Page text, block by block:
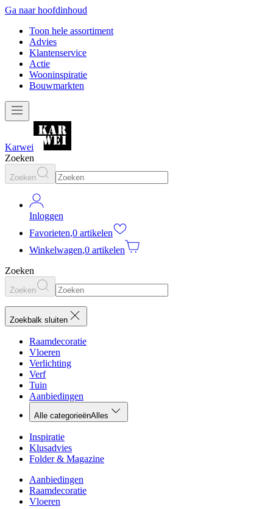
Ga naar hoofdinhoud
Toon hele assortiment
Advies
Klantenservice
Actie
Wooninspiratie
Bouwmarkten
Karwei
Zoeken
Zoeken
Inloggen
Favorieten,0 artikelen
Winkelwagen,0 artikelen
Zoeken
Zoeken
Zoekbalk sluiten
Raamdecoratie
Vloeren
Verlichting
Verf
Tuin
Aanbiedingen
Alle categorieënAlles
Inspiratie
Klusadvies
Folder & Magazine
Aanbiedingen
Raamdecoratie
Vloeren